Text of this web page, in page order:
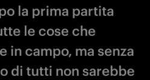
la prima partita
le cose che
in campo, ma senza
di tutti non sarebbe